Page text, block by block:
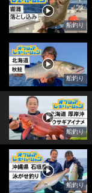
船釣り
船釣り
船釣り
船釣り